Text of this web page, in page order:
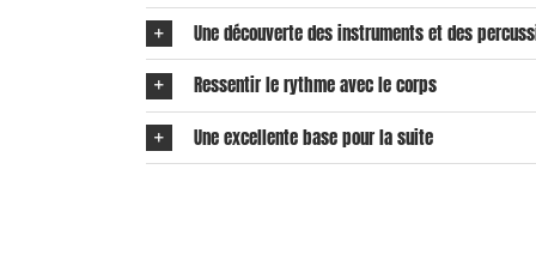
Savate boxe française
Self Défense
Soft Fitness
Tennis de table
Vovinam Viet Vo Dao
Une découverte des instruments et des
Ressentir le rythme avec le corps
Une excellente base pour la suite